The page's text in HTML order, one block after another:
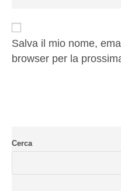
Salva il mio nome,
browser per la
Cerca